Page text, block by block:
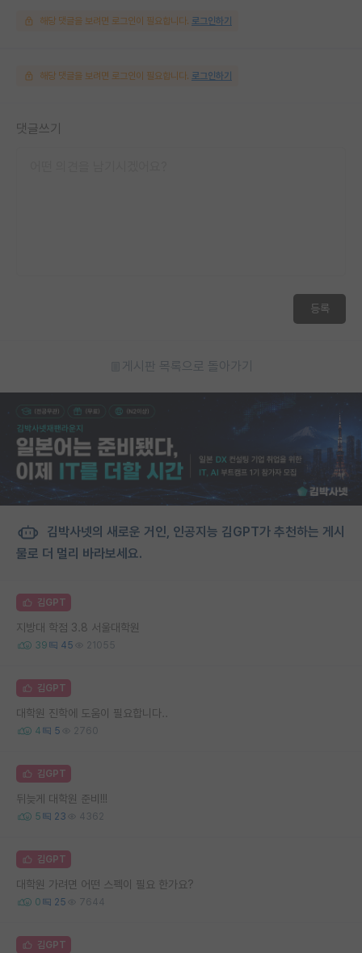
해당 댓글을 보려면 로그인이 필요합니다. 로그인하기
해당 댓글을 보려면 로그인이 필요합니다. 로그인하기
댓글쓰기
등록
게시판 목록으로 돌아가기
김박사넷의 새로운 거인, 인공지능 김GPT가 추천하는 게시
물로 더 멀리 바라보세요.
김GPT
지방대 학점 3.8 서울대학원
39 45 21055
김GPT
대학원 진학에 도움이 필요합니다..
4 5 2760
김GPT
뒤늦게 대학원 준비!!!
5 23 4362
김GPT
대학원 가려면 어떤 스펙이 필요 한가요?
0 25 7644
김GPT